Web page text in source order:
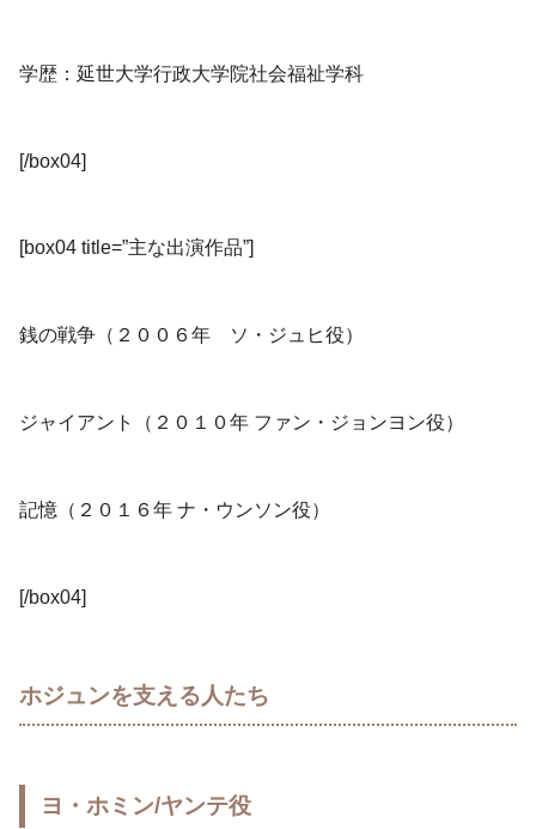
学歴：延世大学行政大学院社会福祉学科
[/box04]
[box04 title=”主な出演作品”]
銭の戦争（２００６年 ソ・ジュヒ役）
ジャイアント（２０１０年 ファン・ジョンヨン役）
記憶（２０１６年 ナ・ウンソン役）
[/box04]
ホジュンを支える人たち
ヨ・ホミン/ヤンテ役